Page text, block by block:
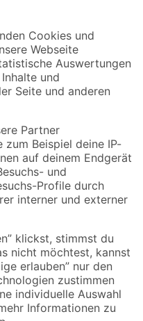
mehr verpassen!